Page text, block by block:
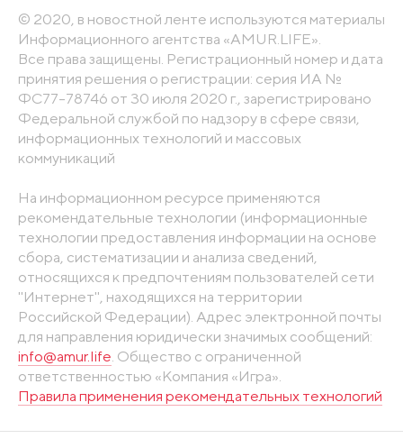
© 2020, в новостной ленте используются материалы
Информационного агентства «AMUR.LIFE».
Все права защищены. Регистрационный номер и дата
принятия решения о регистрации: серия ИА №
ФС77-78746 от 30 июля 2020 г., зарегистрировано
Федеральной службой по надзору в сфере связи,
информационных технологий и массовых
коммуникаций
На информационном ресурсе применяются
рекомендательные технологии (информационные
технологии предоставления информации на основе
сбора, систематизации и анализа сведений,
относящихся к предпочтениям пользователей сети
"Интернет", находящихся на территории
Российской Федерации). Адрес электронной почты
для направления юридически значимых сообщений:
info@amur.life . Общество с ограниченной
ответственностью «Компания «Игра».
Правила применения рекомендательных технологий